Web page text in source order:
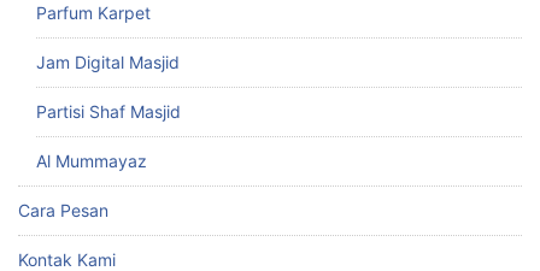
Parfum Karpet
Jam Digital Masjid
Partisi Shaf Masjid
Al Mummayaz
Cara Pesan
Kontak Kami